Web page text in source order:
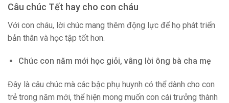
Câu chúc Tết hay cho con cháu
Với con cháu, lời chúc mang thêm động lực để họ phát triển
bản thân và học tập tốt hơn.
Chúc con năm mới học giỏi, vâng lời ông bà cha mẹ
Đây là câu chúc mà các bậc phụ huynh có thể dành cho con
trẻ trong năm mới, thể hiện mong muốn con cái trưởng thành